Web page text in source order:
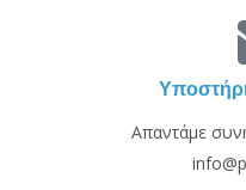
Απαντάμε